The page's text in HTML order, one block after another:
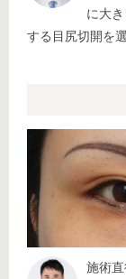
に大
する目尻切開を
施術直